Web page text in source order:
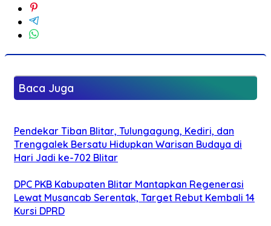
Baca Juga
Pendekar Tiban Blitar, Tulungagung, Kediri, dan
Trenggalek Bersatu Hidupkan Warisan Budaya di
Hari Jadi ke-702 Blitar
DPC PKB Kabupaten Blitar Mantapkan Regenerasi
Lewat Musancab Serentak, Target Rebut Kembali 14
Kursi DPRD